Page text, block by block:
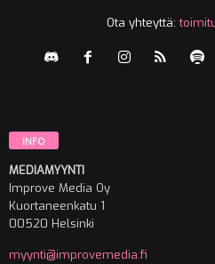
Ota yhteyttä:
INFO
MEDIAMYYNTI
Improve Media Oy
Kuortaneenkatu 1
00520 Helsinki
myynti@improvemedia.fi